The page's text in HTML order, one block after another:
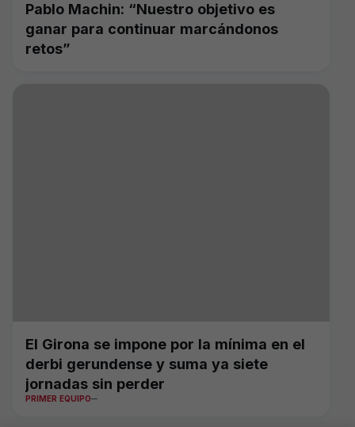
Pablo Machin: “Nuestro objetivo es
ganar para continuar marcándonos
retos”
El Girona se impone por la mínima en el
derbi gerundense y suma ya siete
jornadas sin perder
PRIMER EQUIPO